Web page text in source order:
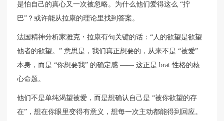
是怕自己的真心又一次被忽略。为什么他们爱得这么 “拧
巴”？或许能从拉康的理论里找到答案。
法国精神分析家雅克・拉康有句关键的话：“人的欲望是欲望
他者的欲望。” 意思是，我们真正想要的，从来不是 “被爱”
本身，而是 “你想要我” 的确定感 —— 这正是 brat 性格的核
心命题。
他们不是单纯渴望被爱，而是想确认自己是 “被你欲望的存
在”，想在你眼里变得有意义，想每一次主动都能得到回应。